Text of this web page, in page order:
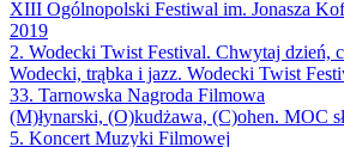
XIII Ogólnopolski Festiwal im. Jonasza
2019
2. Wodecki Twist Festival. Chwytaj dzień,
Wodecki, trąbka i jazz. Wodecki Twist
33. Tarnowska Nagroda Filmowa
(M)łynarski, (O)kudżawa, (C)ohen. MOC
5. Koncert Muzyki Filmowej